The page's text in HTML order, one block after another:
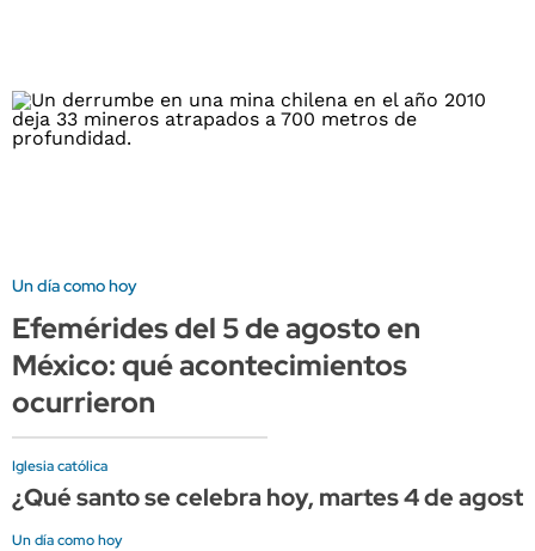
Un día como hoy
Efemérides del 5 de agosto en
México: qué acontecimientos
ocurrieron
Iglesia católica
¿Qué santo se celebra hoy, martes 4 de
Un día como hoy